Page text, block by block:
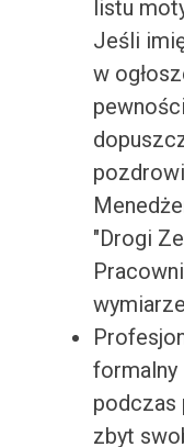
listu
Jeśli
w
"Drogi
formalny
podczas
zbyt